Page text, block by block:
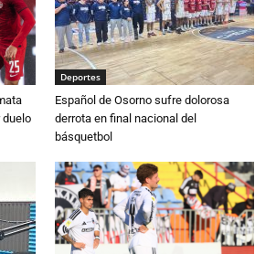
duelo
Deportes
Español de Osorno sufre dolorosa
derrota en final nacional del
básquetbol